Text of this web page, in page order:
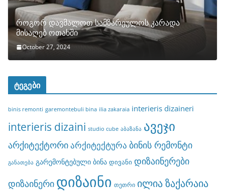
როგორ დავმალოთ სამზარეულოს კარადა
მისაღებ ოთახში
October 27, 2024
ტეგები
binis remonti garemontebuli bina ilia zakaraia interieris dizaineri
interieris dizaini studio cube აბაზანა ავეჯი
არქიტექტორიარქიტექტურა ბინის რემონტი
განათება გარემონტებული ბინა დივანი დიზაინერები
დიზაინერი დიზაინი თეთრი ილია ზაქარაია